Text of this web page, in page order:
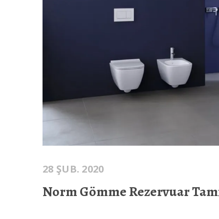
28 ŞUB. 2020
Norm Gömme Rezervuar